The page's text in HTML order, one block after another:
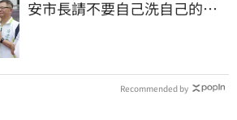
安市長請不要自己洗自己的記
Recommended by